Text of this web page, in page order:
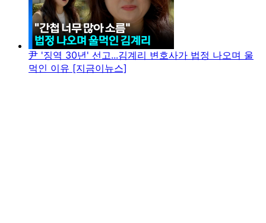
尹 '징역 30년' 선고...김계리 변호사가 법정 나오며 울
먹인 이유 [지금이뉴스]